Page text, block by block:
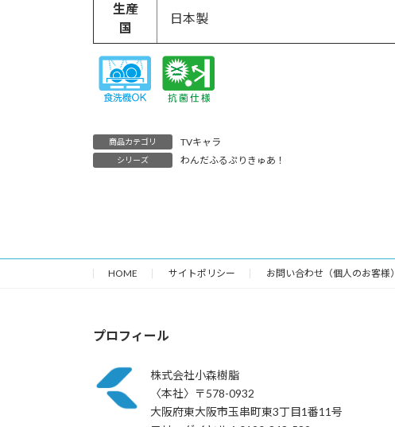
生産
国
日本製
商品カテゴリ TVキャラ
シリーズ わんだふるぷりきゅあ！
HOME サイトポリシー お問い合わせ（個人のお客様）
プロフィール
株式会社小森樹脂
〈本社〉〒578-0932
大阪府東大阪市玉串町東3丁目1番11号